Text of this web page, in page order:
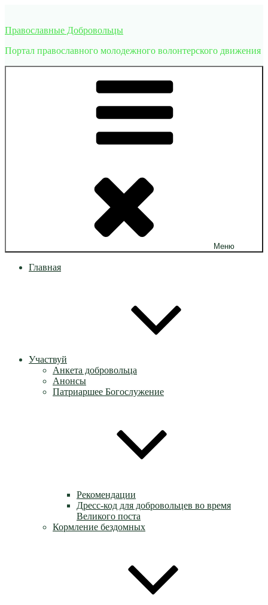
содержимому
Православные Добровольцы
Портал православного молодежного волонтерского движения
Меню
Главная
Участвуй
Анкета добровольца
Анонсы
Патриаршее Богослужение
Рекомендации
Дресс-код для добровольцев во время
Великого поста
Кормление бездомных